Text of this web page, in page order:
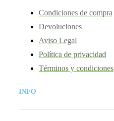
Condiciones de compra
Devoluciones
Aviso Legal
Política de privacidad
Términos y condiciones
INFO